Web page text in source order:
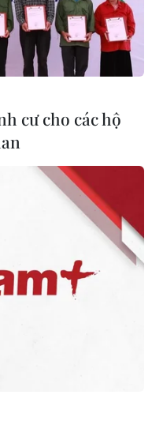
vào lăng Bác. (Ảnh:
cư cho các hộ